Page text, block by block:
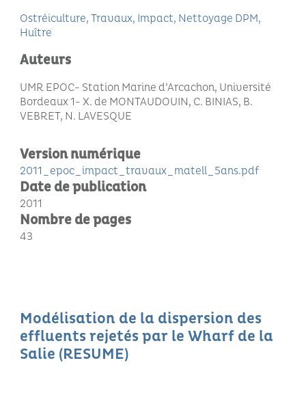
Ostréiculture Travaux Impact Nettoyage DPM
Huître
Auteurs
UMR EPOC- Station Marine d’Arcachon, Université
Bordeaux 1- X. de MONTAUDOUIN, C. BINIAS, B.
VEBRET, N. LAVESQUE
Version numérique
2011_epoc_impact_travaux_matell_5ans.pdf
Date de publication
2011
Nombre de pages
43
Modélisation de la dispersion des
effluents rejetés par le Wharf de la
Salie (RESUME)